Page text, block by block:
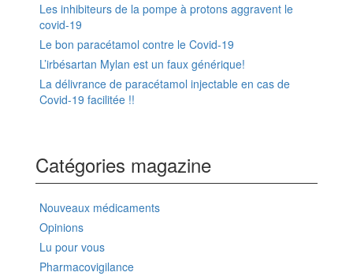
Les inhibiteurs de la pompe à protons aggravent le
covid-19
Le bon paracétamol contre le Covid-19
L’irbésartan Mylan est un faux générique!
La délivrance de paracétamol injectable en cas de
Covid-19 facilitée !!
Catégories magazine
Nouveaux médicaments
Opinions
Lu pour vous
Pharmacovigilance